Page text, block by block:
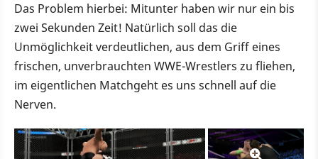
Das Problem hierbei: Mitunter haben wir nur ein bis
zwei Sekunden Zeit! Natürlich soll das die
Unmöglichkeit verdeutlichen, aus dem Griff eines
frischen, unverbrauchten WWE-Wrestlers zu fliehen,
im eigentlichen Matchgeht es uns schnell auf die
Nerven.